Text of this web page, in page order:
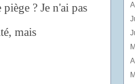
? Je n'ai pas
mais